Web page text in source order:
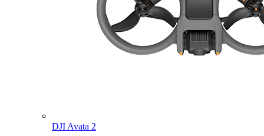
DJI Avata 2